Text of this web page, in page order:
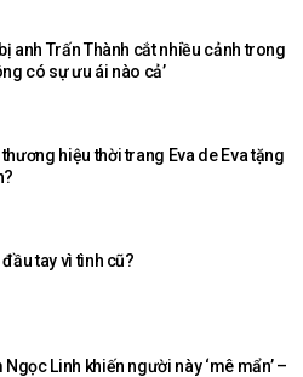
bị anh Trấn Thành cắt nhiều cảnh trong
có sự ưu ái nào cả’
hiệu thời trang Eva de Eva tặng
tay vì tình cũ?
Linh khiến người này ‘mê mẩn’ –